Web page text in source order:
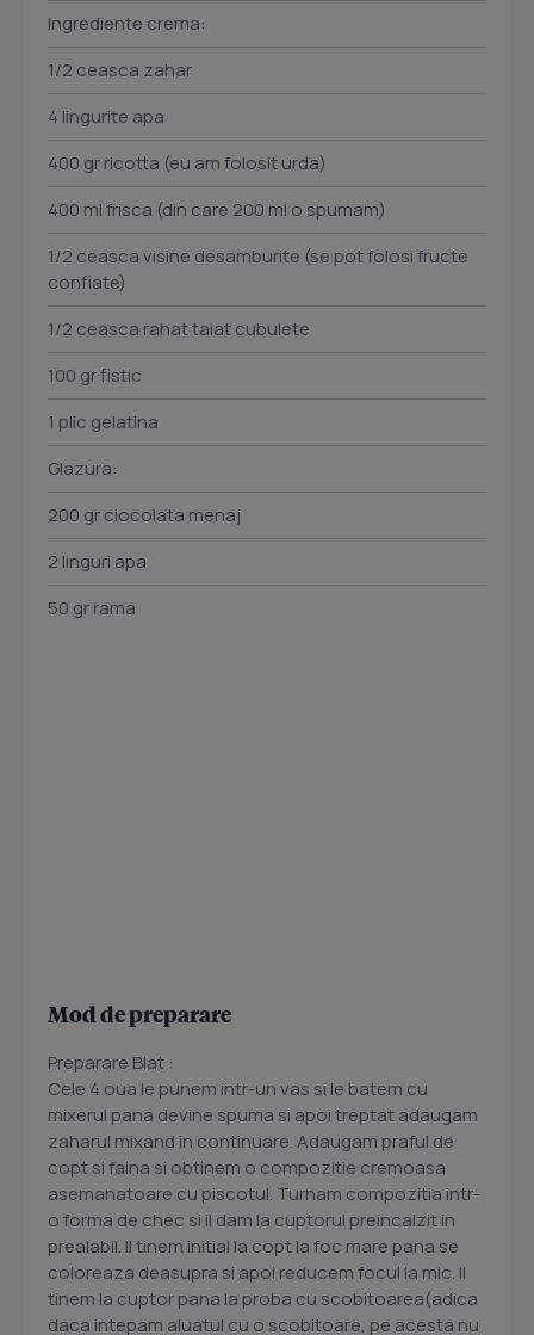
Ingrediente crema:
1/2 ceasca zahar
4 lingurite apa
400 gr ricotta (eu am folosit urda)
400 ml frisca (din care 200 ml o spumam)
1/2 ceasca visine desamburite (se pot folosi fructe
confiate)
1/2 ceasca rahat taiat cubulete
100 gr fistic
1 plic gelatina
Glazura:
200 gr ciocolata menaj
2 linguri apa
50 gr rama
Mod de preparare
Preparare Blat :
Cele 4 oua le punem intr-un vas si le batem cu
mixerul pana devine spuma si apoi treptat adaugam
zaharul mixand in continuare. Adaugam praful de
copt si faina si obtinem o compozitie cremoasa
asemanatoare cu piscotul. Turnam compozitia intr-
o forma de chec si il dam la cuptorul preincalzit in
prealabil. Il tinem initial la copt la foc mare pana se
coloreaza deasupra si apoi reducem focul la mic. Il
tinem la cuptor pana la proba cu scobitoarea(adica
daca intepam aluatul cu o scobitoare, pe acesta nu